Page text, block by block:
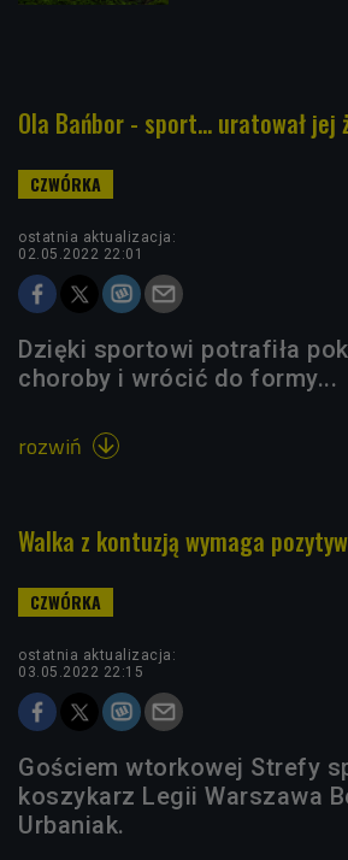
Ola Bańbor - sport... uratował jej
ostatnia aktualizacja:
02.05.2022 22:01
Dzięki sportowi potrafiła
choroby i wrócić do formy...
rozwiń 
Walka z kontuzją wymaga
ostatnia aktualizacja:
03.05.2022 22:15
Gościem wtorkowej Strefy
koszykarz Legii Warszawa
Urbaniak.